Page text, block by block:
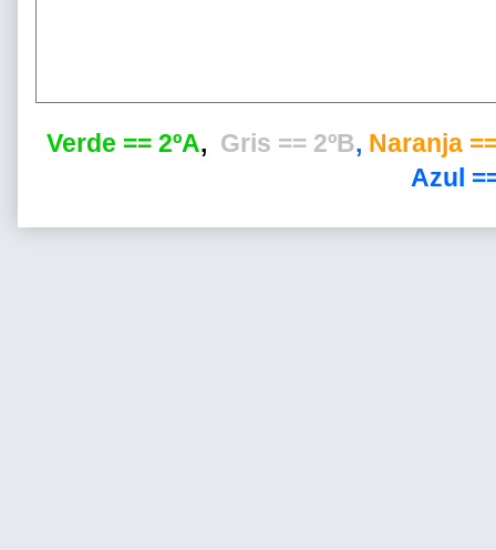
Verde == 2ºA, Gris == 2ºB, Naranja
Azul